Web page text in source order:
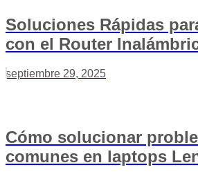
Soluciones Rápidas
con el Router
septiembre 29, 2025
Cómo solucionar
comunes en laptops